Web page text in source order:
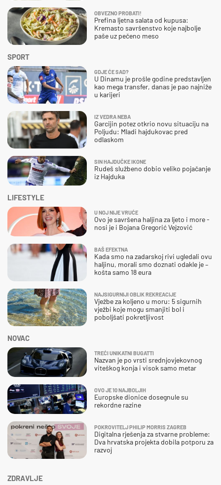
ZDRAVLJE
SPORT
GDJE ĆE SAD?
U Dinamu je prošle godine predstavljen
kao mega transfer, danas je pao najniže
u karijeri
IZ VEDRA NEBA
Garcijin potez otkrio novu situaciju na
Poljudu: Mladi hajdukovac pred
odlaskom
SIN HAJDUČKE IKONE
Rudeš službeno dobio veliko pojačanje
iz Hajduka
OBVEZNO PROBATI!
Prefina ljetna salata od kupusa:
Kremasto savršenstvo koje najbolje
paše uz pečeno meso
NOVAC
TREĆI UNIKATNI BUGATTI
Nazvan je po vrsti srednjovjekovnog
viteškog konja i visok samo metar
OVO JE 10 NAJBOLJIH
Europske dionice dosegnule su
rekordne razine
POKROVITELJ PHILIP MORRIS ZAGREB
Digitalna rješenja za stvarne probleme:
Dva hrvatska projekta dobila potporu za
razvoj
LIFESTYLE
U NOJ NIJE VRUĆE
Ovo je savršena haljina za ljeto i more -
nosi je i Bojana Gregorić Vejzović
BAŠ EFEKTNA
Kada smo na zadarskoj rivi ugledali ovu
haljinu, morali smo doznati odakle je –
košta samo 18 eura
NAJSIGURNIJI OBLIK REKREACIJE
Vježbe za koljeno u moru: 5 sigurnih
vježbi koje mogu smanjiti bol i
poboljšati pokretljivost